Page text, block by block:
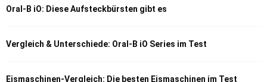
Oral-B iO: Diese Aufsteckbürsten gibt es
Vergleich & Unterschiede: Oral-B iO Series im Test
Eismaschinen-Vergleich: Die besten Eismaschinen im Test